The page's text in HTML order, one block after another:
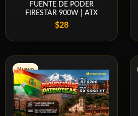
FUENTE DE PODER
FIRESTAR 900W | ATX
$28
Nuevo